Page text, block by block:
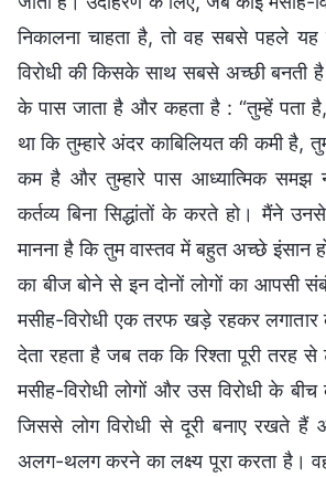
निकालना चाहता है, तो वह सबसे पहले यह
विरोधी की किसके साथ सबसे अच्छी बनती
के पास जाता है और कहता है : “तुम्हें पता
था कि तुम्हारे अंदर काबिलियत की कमी है,
कम है और तुम्हारे पास आध्यात्मिक
कर्तव्य बिना सिद्धांतों के करते हो। मैंने
मानना है कि तुम वास्तव में बहुत अच्छे
का बीज बोने से इन दोनों लोगों का आपसी
मसीह-विरोधी एक तरफ खड़े रहकर
देता रहता है जब तक कि रिश्ता पूरी तरह
मसीह-विरोधी लोगों और उस विरोधी के
जिससे लोग विरोधी से दूरी बनाए रखते
अलग-थलग करने का लक्ष्य पूरा करता है।